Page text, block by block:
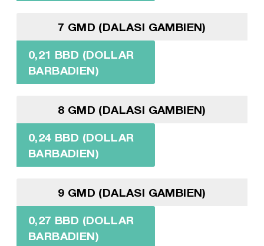
7 GMD (DALASI GAMBIEN)
0,21 BBD (DOLLAR
BARBADIEN)
8 GMD (DALASI GAMBIEN)
0,24 BBD (DOLLAR
BARBADIEN)
9 GMD (DALASI GAMBIEN)
0,27 BBD (DOLLAR
BARBADIEN)